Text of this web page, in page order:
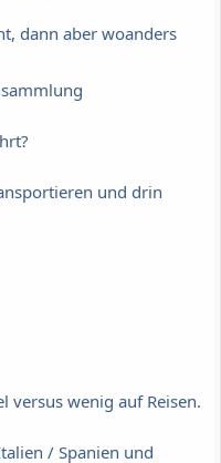
dann aber woanders
und drin
versus wenig auf Reisen.
/ Spanien und